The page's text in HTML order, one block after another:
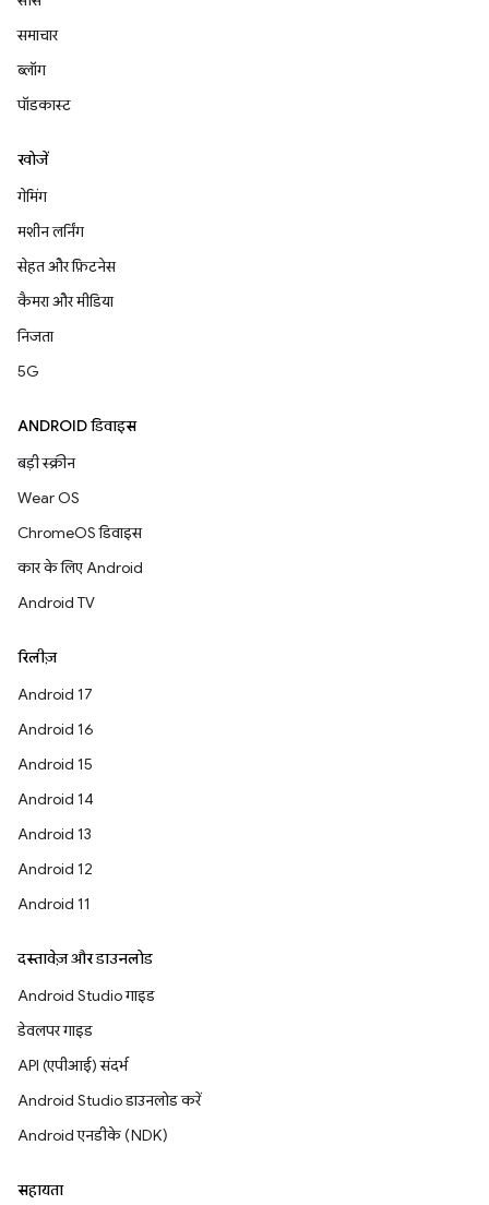
समाचार
ब्लॉग
पॉडकास्ट
खोजें
गेमिंग
मशीन लर्निंग
सेहत और फ़िटनेस
कैमरा और मीडिया
निजता
5G
ANDROID डिवाइस
बड़ी स्क्रीन
Wear OS
ChromeOS डिवाइस
कार के लिए Android
Android TV
रिलीज़
Android 17
Android 16
Android 15
Android 14
Android 13
Android 12
Android 11
दस्तावेज़ और डाउनलोड
Android Studio गाइड
डेवलपर गाइड
API (एपीआई) संदर्भ
Android Studio डाउनलोड करें
Android एनडीके (NDK)
सहायता